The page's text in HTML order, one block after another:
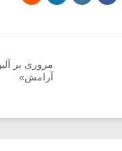
مروری بر
آرامش»